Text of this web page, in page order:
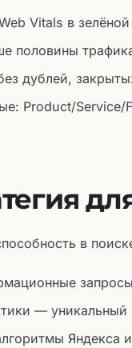
Vitals в
половины
дублей,
Product/Service/
в
— уникальный
Яндекса